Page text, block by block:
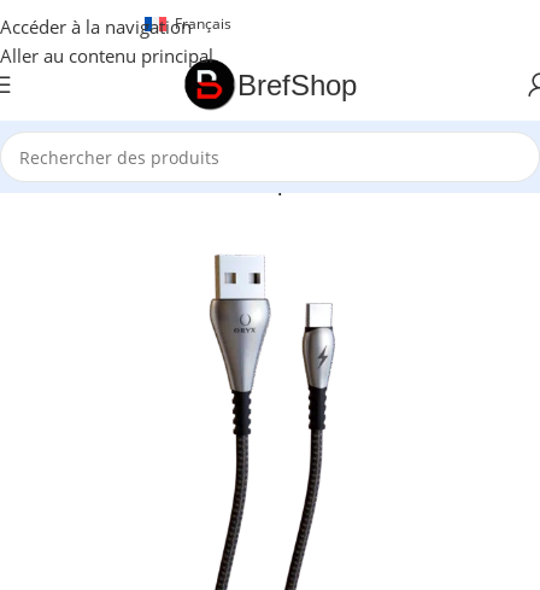
Accéder à la navigation
Aller au contenu principal
Français
BrefShop
Accueil/ Accessoires Electroniques